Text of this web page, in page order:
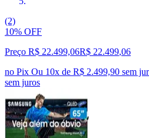
(2)
10% OFF
Preço R$ 22.499,06R$ 22.499,06
no Pix Ou 10x de R$ 2.499,90 sem
sem juros